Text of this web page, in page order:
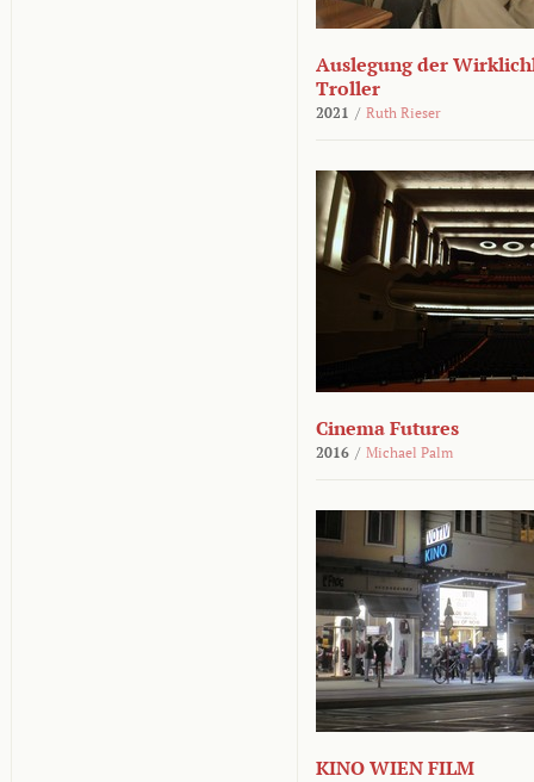
Auslegung der
Troller
2021 / Ruth Rieser
Cinema Futures
2016 / Michael Palm
KINO WIEN FILM